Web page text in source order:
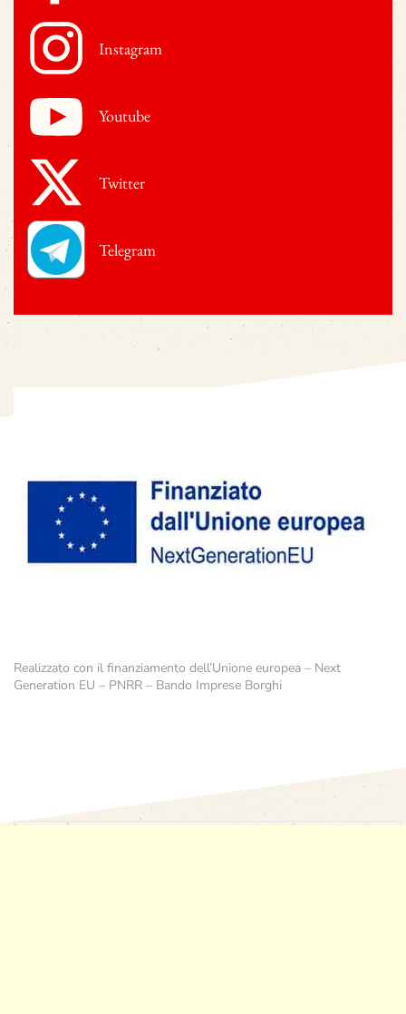
Instagram
Youtube
Twitter
Telegram
Realizzato con il finanziamento dell’Unione europea – Next
Generation EU – PNRR – Bando Imprese Borghi